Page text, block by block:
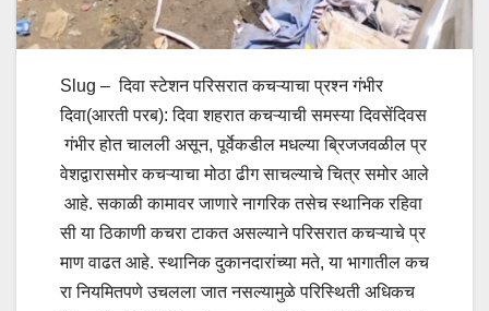
Slug – दिवा स्टेशन परिसरात कचऱ्याचा प्रश्न गंभीर
दिवा(आरती परब): दिवा शहरात कचऱ्याची समस्या दिवसेंदिवस
गंभीर होत चालली असून, पूर्वेकडील मधल्या ब्रिजजवळील प्र
वेशद्वारासमोर कचऱ्याचा मोठा ढीग साचल्याचे चित्र समोर आले
आहे. सकाळी कामावर जाणारे नागरिक तसेच स्थानिक रहिवा
सी या ठिकाणी कचरा टाकत असल्याने परिसरात कचऱ्याचे प्र
माण वाढत आहे. स्थानिक दुकानदारांच्या मते, या भागातील कच
रा नियमितपणे उचलला जात नसल्यामुळे परिस्थिती अधिकच